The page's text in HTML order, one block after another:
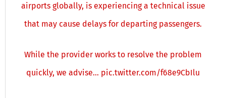
airports globally, is experiencing a technical issue
that may cause delays for departing passengers.
While the provider works to resolve the problem
quickly, we advise… pic.twitter.com/f68e9CbIlu